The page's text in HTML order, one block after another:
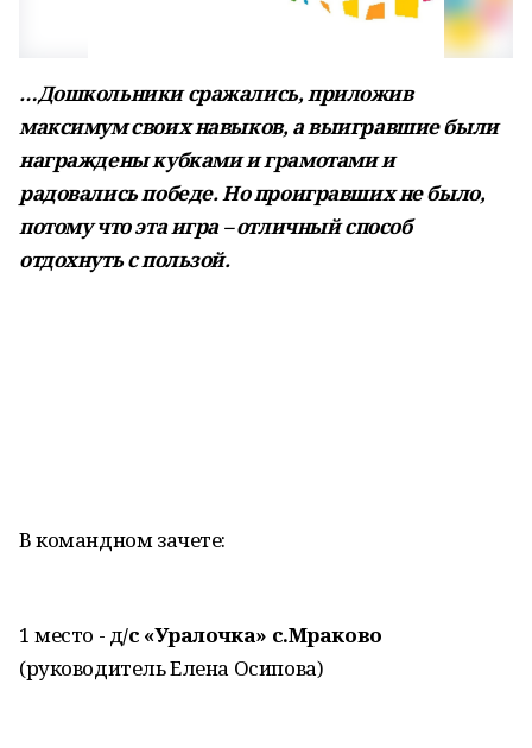
…Дошкольники сражались, приложив
максимум своих навыков, а выигравшие были
награждены кубками и грамотами и
радовались победе. Но проигравших не было,
потому что эта игра – отличный способ
отдохнуть с пользой.
В командном зачете:
1 место - д/с «Уралочка» с.Мраково
(руководитель Елена Осипова)